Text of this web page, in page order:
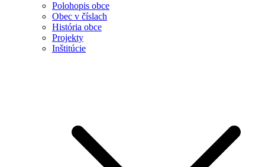
Polohopis obce
Obec v číslach
História obce
Projekty
Inštitúcie